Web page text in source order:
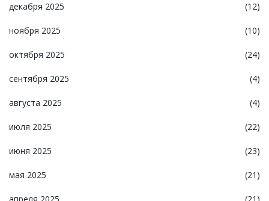
декабря 2025 (12)
ноября 2025 (10)
октября 2025 (24)
сентября 2025 (4)
августа 2025 (4)
июля 2025 (22)
июня 2025 (23)
мая 2025 (21)